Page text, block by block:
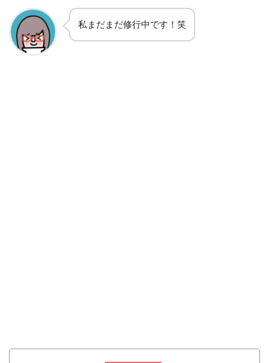
私まだまだ修行中です！笑